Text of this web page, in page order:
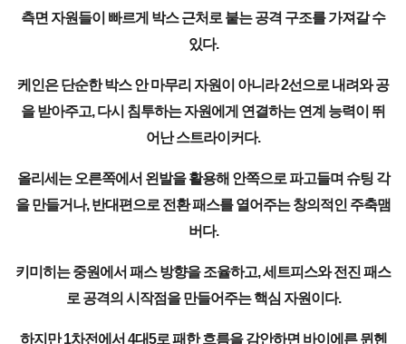
측면 자원들이 빠르게 박스 근처로 붙는 공격 구조를 가져갈 수
있다.
케인은 단순한 박스 안 마무리 자원이 아니라 2선으로 내려와 공
을 받아주고, 다시 침투하는 자원에게 연결하는 연계 능력이 뛰
어난 스트라이커다.
올리세는 오른쪽에서 왼발을 활용해 안쪽으로 파고들며 슈팅 각
을 만들거나, 반대편으로 전환 패스를 열어주는 창의적인 주축맴
버다.
키미히는 중원에서 패스 방향을 조율하고, 세트피스와 전진 패스
로 공격의 시작점을 만들어주는 핵심 자원이다.
하지만 1차전에서 4대5로 패한 흐름을 감안하면 바이에른 뮌헨